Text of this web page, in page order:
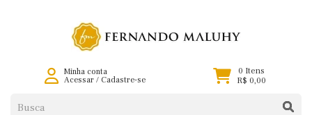
Minha conta
Acessar/ Cadastre-se
0 Itens
R$ 0,00